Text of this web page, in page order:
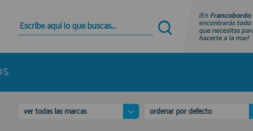
Quiero registrarme
Nuevo cliente
tienda virtual, revisar el estado de tus pedidos y
consultar tus operaciones anteriores.
ver todas las marcas ordenar por defecto